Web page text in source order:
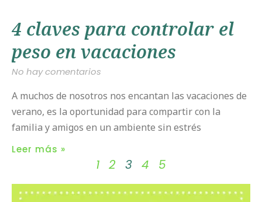
4 claves para controlar el
peso en vacaciones
No hay comentarios
A muchos de nosotros nos encantan las vacaciones de
verano, es la oportunidad para compartir con la
familia y amigos en un ambiente sin estrés
Leer más »
1 2 3 4 5